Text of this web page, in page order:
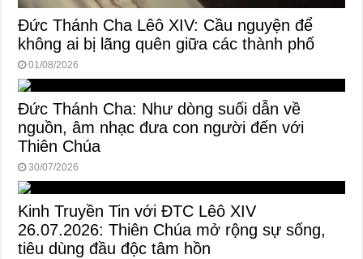
Đức Thánh Cha Lêô XIV: Cầu nguyện để
không ai bị lãng quên giữa các thành phố
01/08/2026
Đức Thánh Cha: Như dòng suối dẫn về
nguồn, âm nhạc đưa con người đến với
Thiên Chúa
30/07/2026
Kinh Truyền Tin với ĐTC Lêô XIV
26.07.2026: Thiên Chúa mở rộng sự sống,
tiêu dùng đầu độc tâm hồn